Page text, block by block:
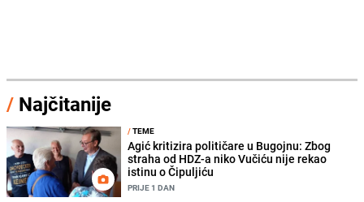
/ Najčitanije
/TEME
Agić kritizira političare u Bugojnu: Zbog
straha od HDZ-a niko Vučiću nije rekao
istinu o Čipuljiću
PRIJE 1 DAN